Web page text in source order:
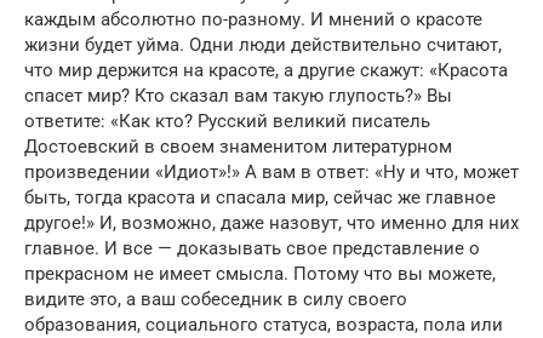
каждым абсолютно по-разному. И мнений о красоте
жизни будет уйма. Одни люди действительно считают,
что мир держится на красоте, а другие скажут: «Красота
спасет мир? Кто сказал вам такую глупость?» Вы
ответите: «Как кто? Русский великий писатель
Достоевский в своем знаменитом литературном
произведении «Идиот»!» А вам в ответ: «Ну и что, может
быть, тогда красота и спасала мир, сейчас же главное
другое!» И, возможно, даже назовут, что именно для них
главное. И все — доказывать свое представление о
прекрасном не имеет смысла. Потому что вы можете,
видите это, а ваш собеседник в силу своего
образования, социального статуса, возраста, пола или